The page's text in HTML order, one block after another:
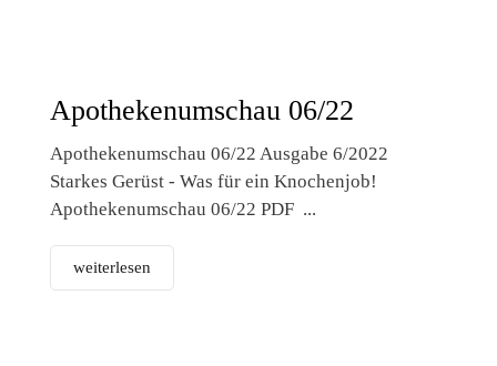
Apothekenumschau 06/22
Apothekenumschau 06/22 Ausgabe 6/2022
Starkes Gerüst - Was für ein Knochenjob!
Apothekenumschau 06/22 PDF ...
weiterlesen